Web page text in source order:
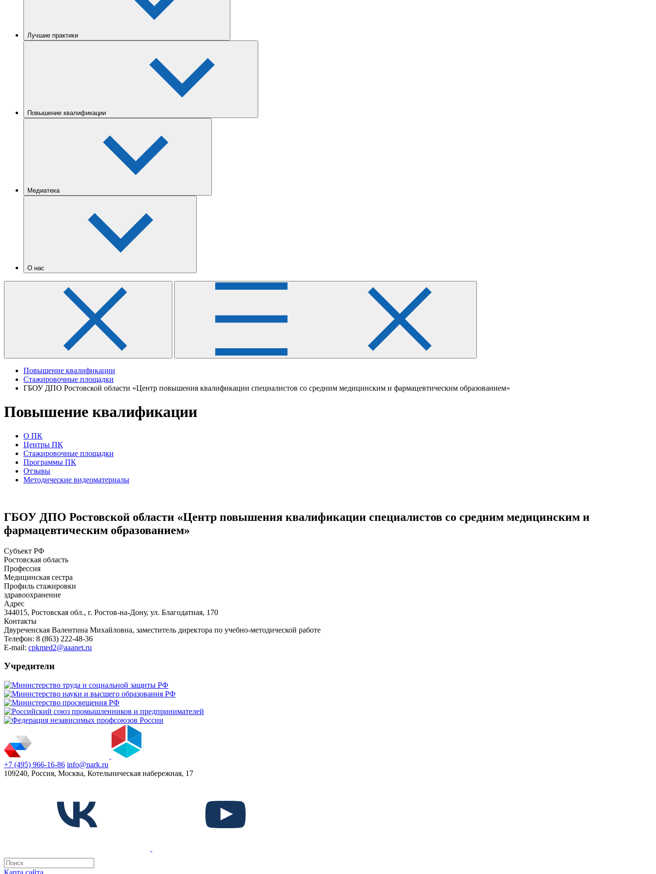
Лучшие практики
Повышение квалификации
Медиатека
О нас
Повышение квалификации
Стажировочные площадки
ГБОУ ДПО Ростовской области «Центр повышения квалификации специалистов со средним медицинским и фармацевтическим образованием»
Повышение квалификации
О ПК
Центры ПК
Стажировочные площадки
Программы ПК
Отзывы
Методические видеоматериалы
ГБОУ ДПО Ростовской области «Центр повышения квалификации специалистов со средним медицинским и
фармацевтическим образованием»
Субъект РФ
Ростовская область
Профессия
Медицинская сестра
Профиль стажировки
здравоохранение
Адрес
344015, Ростовская обл., г. Ростов-на-Дону, ул. Благодатная, 170
Контакты
Двуреченская Валентина Михайловна, заместитель директора по учебно-методической работе
Телефон: 8 (863) 222-48-36
E-mail: cpkmed2@aaanet.ru
Учредители
+7 (495) 966-16-86 info@nark.ru
109240, Россия, Москва, Котельническая набережная, 17